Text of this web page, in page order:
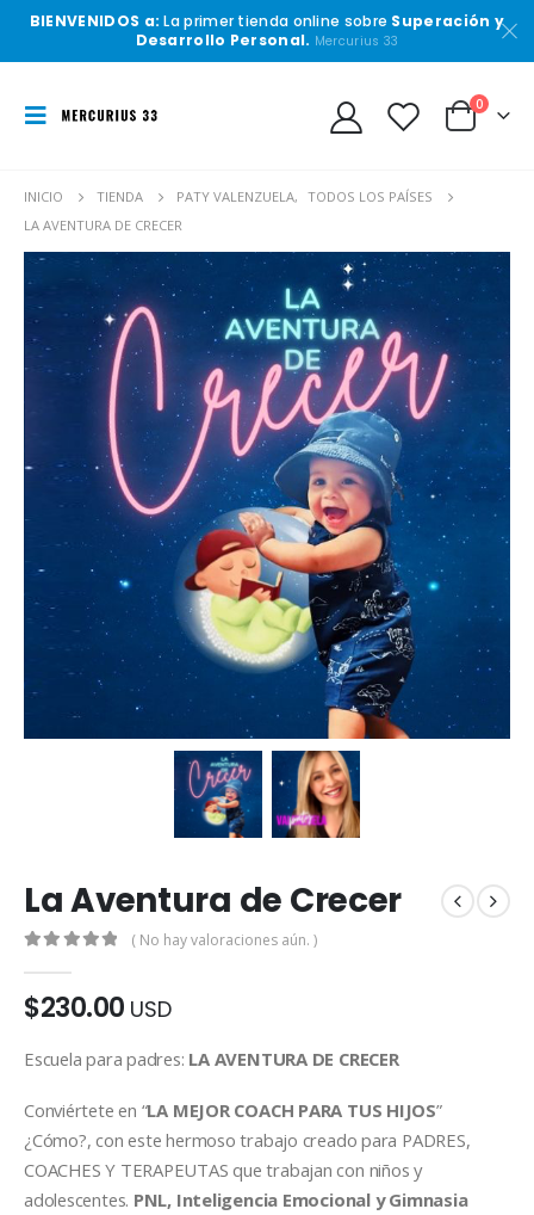
BIENVENIDOS a: La primer tienda online sobre Superación y
Desarrollo Personal. Mercurius 33
0
INICIO TIENDA PATY VALENZUELA, TODOS LOS PAÍSES
LA AVENTURA DE CRECER
La Aventura de Crecer
( No hay valoraciones aún. )
$230.00 USD
Escuela para padres: LA AVENTURA DE CRECER
Conviértete en “LA MEJOR COACH PARA TUS HIJOS”
¿Cómo?, con este hermoso trabajo creado para PADRES,
COACHES Y TERAPEUTAS que trabajan con niños y
adolescentes. PNL, Inteligencia Emocional y Gimnasia